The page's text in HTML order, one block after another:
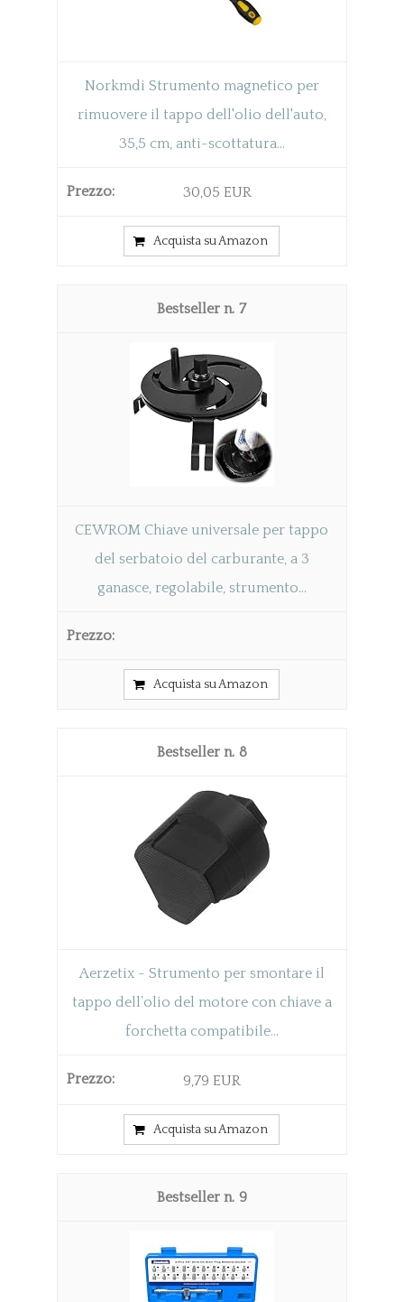
Norkmdi Strumento magnetico per
rimuovere il tappo dell'olio dell'auto,
35,5 cm, anti-scottatura...
30,05 EUR
Acquista su Amazon
7
CEWROM Chiave universale per tappo
del serbatoio del carburante, a 3
ganasce, regolabile, strumento...
Acquista su Amazon
8
Aerzetix - Strumento per smontare il
tappo dell’olio del motore con chiave a
forchetta compatibile...
9,79 EUR
Acquista su Amazon
9